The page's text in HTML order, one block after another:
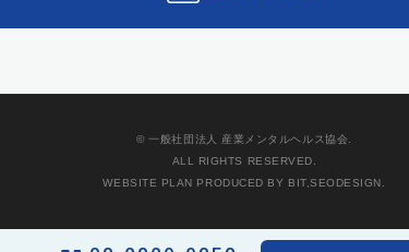
© 一般社団法人 産業メンタルヘルス協会.
ALL RIGHTS RESERVED.
WEBSITE PLAN PRODUCED BY BIT,SEODESIGN.